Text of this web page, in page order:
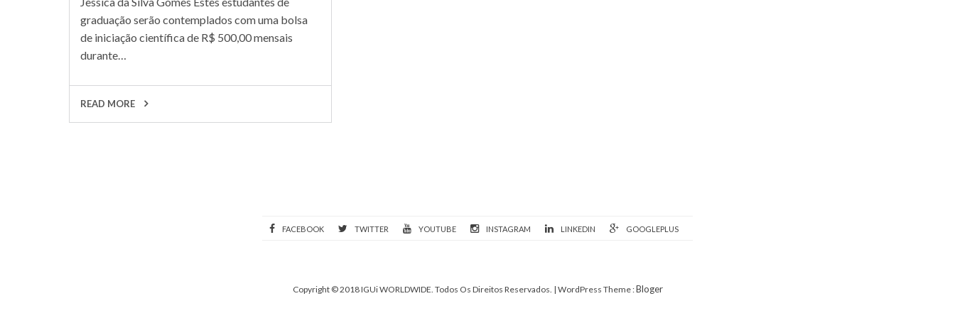
graduação serão contemplados com uma bolsa
de iniciação científica de R$ 500,00 mensais
durante…
READ MORE
FACEBOOK TWITTER YOUTUBE INSTAGRAM LINKEDIN GOOGLEPLUS
Copyright © 2018 IGUi WORLDWIDE. Todos Os Direitos Reservados. | WordPress Theme :Bloger